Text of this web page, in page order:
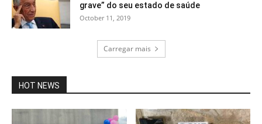
grave” do seu estado de saúde
October 11, 2019
Carregar mais
HOT NEWS